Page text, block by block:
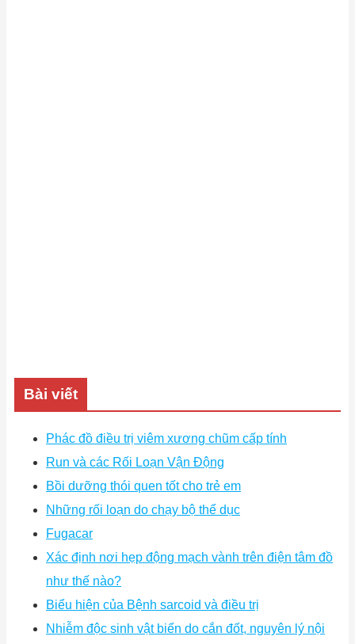
Bài viết
Phác đồ điều trị viêm xương chũm cấp tính
Run và các Rối Loạn Vận Động
Bồi dưỡng thói quen tốt cho trẻ em
Những rối loạn do chạy bộ thể dục
Fugacar
Xác định nơi hẹp động mạch vành trên điện tâm đồ
như thế nào?
Biểu hiện của Bệnh sarcoid và điều trị
Nhiễm độc sinh vật biển do cắn đốt, nguyên lý nội